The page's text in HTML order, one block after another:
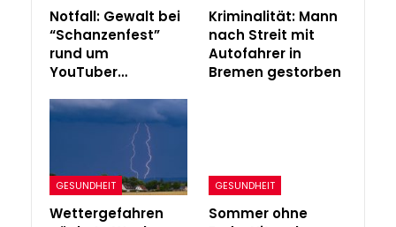
Notfall: Gewalt bei
“Schanzenfest”
rund um
YouTuber…
Kriminalität: Mann
nach Streit mit
Autofahrer in
Bremen gestorben
GESUNDHEIT
Wettergefahren
GESUNDHEIT
Sommer ohne